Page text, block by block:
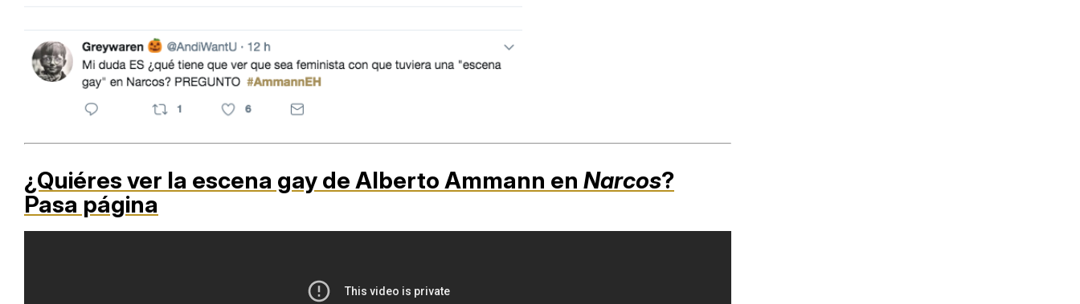
¿Quiéres ver la escena gay de Alberto Ammann en Narcos?
Pasa página